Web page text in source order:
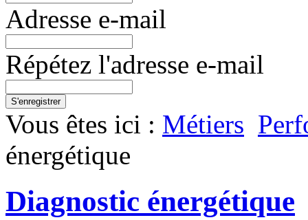
Adresse e-mail
Répétez l'adresse e-mail
S'enregistrer
Vous êtes ici : Métiers
énergétique
Diagnostic énergétique